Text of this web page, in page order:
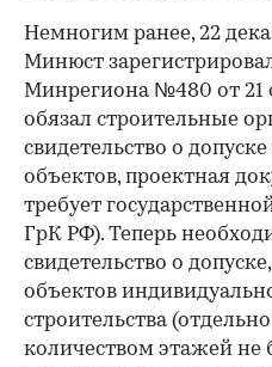
Немногим ранее, 22
Минюст
Минрегиона №480 от 21
обязал строительные
свидетельство о
объектов, проектная
требует
ГрК РФ). Теперь
свидетельство о
объектов
строительства
количеством этажей не